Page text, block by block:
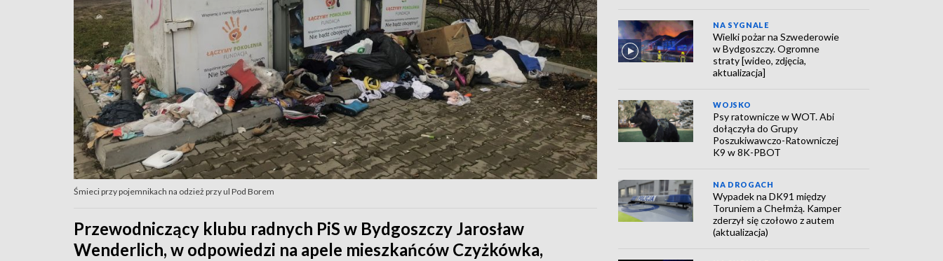
Śmieci przy pojemnikach na odzież przy ul Pod Borem
Przewodniczący klubu radnych PiS w Bydgoszczy Jarosław
Wenderlich, w odpowiedzi na apele mieszkańców Czyżkówka,
NA SYGNALE
Wielki pożar na Szwederowie
w Bydgoszczy. Ogromne
straty [wideo, zdjęcia,
aktualizacja]
WOJSKO
Psy ratownicze w WOT. Abi
dołączyła do Grupy
Poszukiwawczo-Ratowniczej
K9 w 8K-PBOT
NA DROGACH
Wypadek na DK91 między
Toruniem a Chełmżą. Kamper
zderzył się czołowo z autem
(aktualizacja)